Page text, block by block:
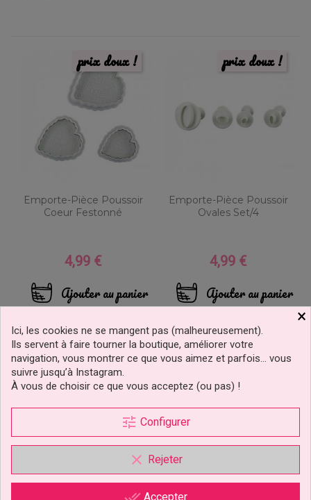
Emporte-Pièce Poussoir
Coeur Festonné
Prix
4,99 €
Ajouter au panier
prix doux !
Emporte-Pièce Poussoir
Ovales Set/4
Prix
4,99 €
Ajouter au panier
prix doux !
prix doux ! prix doux !
×
Ici, les cookies ne se mangent pas (malheureusement).
Ils servent à faire tourner la boutique, améliorer votre
navigation, vous montrer ce que vous aimez et parfois… vous
suivre jusqu’à Instagram.
À vous de choisir ce que vous acceptez (ou pas) !
tune Configurer
clear Rejeter
done_all Accepter